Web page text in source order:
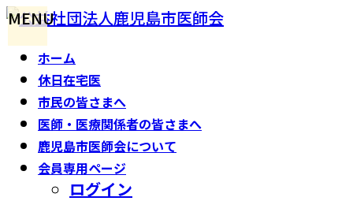
コ
ン
テ
ン
ツ
へ
ス
キ
ナ
ビ
ゲ
ー
シ
ョ
ン
に
ホーム
休日在宅医
市民の皆さまへ
医師・医療関係者の皆さまへ
鹿児島市医師会について
会員専用ページ
ログイン
MENU